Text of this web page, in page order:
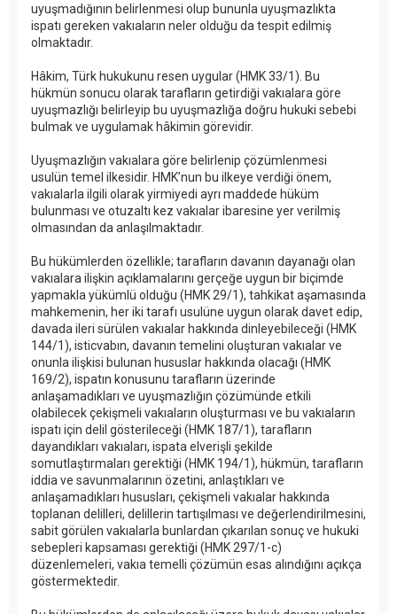
uyuşmadığının belirlenmesi olup bununla uyuşmazlıkta
ispatı gereken vakıaların neler olduğu da tespit edilmiş
olmaktadır.
Hâkim, Türk hukukunu resen uygular (HMK 33/1). Bu
hükmün sonucu olarak tarafların getirdiği vakıalara göre
uyuşmazlığı belirleyip bu uyuşmazlığa doğru hukuki sebebi
bulmak ve uygulamak hâkimin görevidir.
Uyuşmazlığın vakıalara göre belirlenip çözümlenmesi
usulün temel ilkesidir. HMK’nun bu ilkeye verdiği önem,
vakıalarla ilgili olarak yirmiyedi ayrı maddede hüküm
bulunması ve otuzaltı kez vakıalar ibaresine yer verilmiş
olmasından da anlaşılmaktadır.
Bu hükümlerden özellikle; tarafların davanın dayanağı olan
vakıalara ilişkin açıklamalarını gerçeğe uygun bir biçimde
yapmakla yükümlü olduğu (HMK 29/1), tahkikat aşamasında
mahkemenin, her iki tarafı usulüne uygun olarak davet edip,
davada ileri sürülen vakıalar hakkında dinleyebileceği (HMK
144/1), isticvabın, davanın temelini oluşturan vakıalar ve
onunla ilişkisi bulunan hususlar hakkında olacağı (HMK
169/2), ispatın konusunu tarafların üzerinde
anlaşamadıkları ve uyuşmazlığın çözümünde etkili
olabilecek çekişmeli vakıaların oluşturması ve bu vakıaların
ispatı için delil gösterileceği (HMK 187/1), tarafların
dayandıkları vakıaları, ispata elverişli şekilde
somutlaştırmaları gerektiği (HMK 194/1), hükmün, tarafların
iddia ve savunmalarının özetini, anlaştıkları ve
anlaşamadıkları hususları, çekişmeli vakıalar hakkında
toplanan delilleri, delillerin tartışılması ve değerlendirilmesini,
sabit görülen vakıalarla bunlardan çıkarılan sonuç ve hukuki
sebepleri kapsaması gerektiği (HMK 297/1-c)
düzenlemeleri, vakıa temelli çözümün esas alındığını açıkça
göstermektedir.